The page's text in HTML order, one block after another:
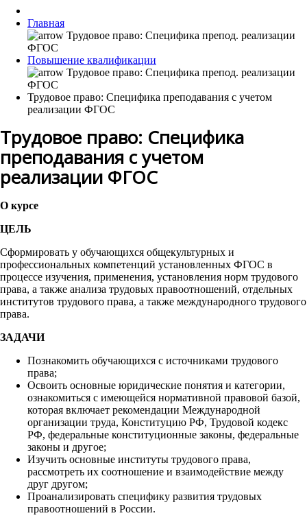
Главная
Повышение квалификации
Трудовое право: Специфика преподавания с учетом
реализации ФГОС
Трудовое право: Специфика
преподавания с учетом
реализации ФГОС
О курсе
ЦЕЛЬ
Сформировать у обучающихся общекультурных и
профессиональных компетенций установленных ФГОС в
процессе изучения, применения, установления норм трудового
права, а также анализа трудовых правоотношений, отдельных
институтов трудового права, а также международного трудового
права.
ЗАДАЧИ
Познакомить обучающихся с источниками трудового
права;
Освоить основные юридические понятия и категории,
ознакомиться с имеющейся нормативной правовой базой,
которая включает рекомендации Международной
организации труда, Конституцию РФ, Трудовой кодекс
РФ, федеральные конституционные законы, федеральные
законы и другое;
Изучить основные институты трудового права,
рассмотреть их соотношение и взаимодействие между
друг другом;
Проанализировать специфику развития трудовых
правоотношений в России.